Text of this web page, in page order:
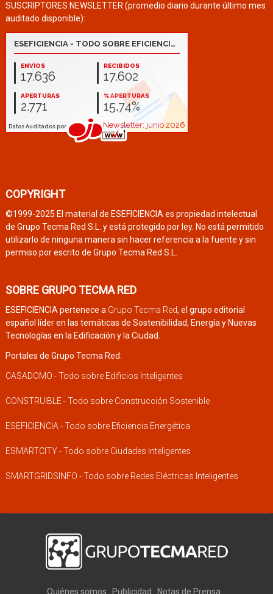
SUSCRIPTORES NEWSLETTER (promedio diario durante último mes
auditado disponible):
COPYRIGHT
©1999-2025 El material de ESEFICIENCIA es propiedad intelectual
de Grupo Tecma Red S.L. y está protegido por ley. No está permitido
utilizarlo de ninguna manera sin hacer referencia a la fuente y sin
permiso por escrito de Grupo Tecma Red S.L.
SOBRE GRUPO TECMA RED
ESEFICIENCIA pertenece a Grupo Tecma Red, el grupo editorial
español líder en las temáticas de Sostenibilidad, Energía y Nuevas
Tecnologías en la Edificación y la Ciudad.
Portales de Grupo Tecma Red:
CASADOMO - Todo sobre Edificios Inteligentes
CONSTRUIBLE - Todo sobre Construcción Sostenible
ESEFICIENCIA - Todo sobre Eficiencia Energética
ESMARTCITY - Todo sobre Ciudades Inteligentes
SMARTGRIDSINFO - Todo sobre Redes Eléctricas Inteligentes
Quiénes somos Publicidad Notas de Prensa